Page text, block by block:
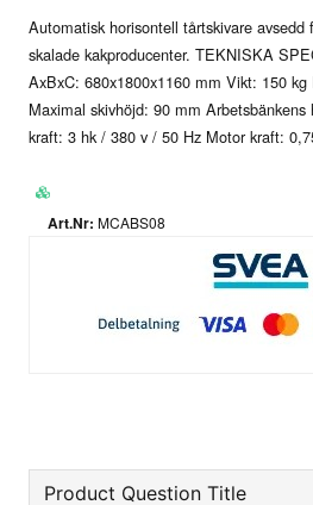
Automatisk horisontell tårtskivare avsedd
skalade kakproducenter. TEKNISKA
AxBxC: 680x1800x1160 mm Vikt: 150
Maximal skivhöjd: 90 mm
kraft: 3 hk / 380 v / 50 Hz Motor kraft:
MCABS08
Product Question Title